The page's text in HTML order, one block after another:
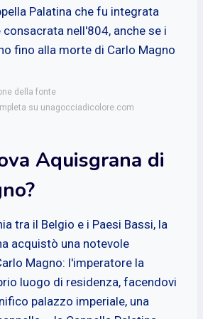
Palatina che fu integrata
nell'804, anche se i
fino alla morte di Carlo Magno
della fonte
su unagocciadicolore.com
Aquisgrana di
tra il Belgio e i Paesi Bassi, la
acquistò una notevole
Magno: l'imperatore la
luogo di residenza, facendovi
palazzo imperiale, una